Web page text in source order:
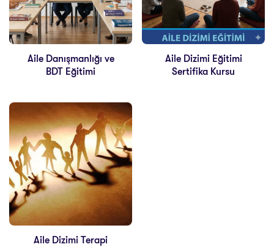
Aile Danışmanlığı ve
BDT Eğitimi
Aile Dizimi Eğitimi
Sertifika Kursu
Aile Dizimi Terapi